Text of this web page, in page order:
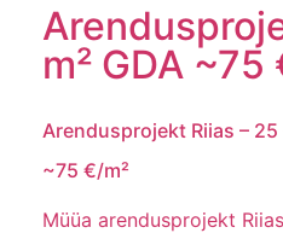
m² GDA ~75
Arendusprojekt Riias –
~75 €/m²
Müüa arendusprojekt